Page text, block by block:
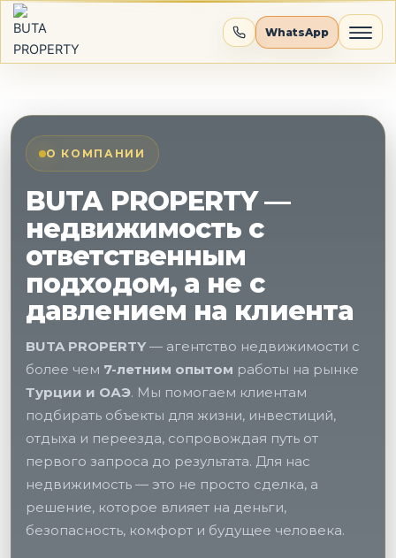
Перейти
содержимому
WhatsApp
Объекты
Локации
Инвестиции
О нас
Контакты
Позвонить: +90 535 500 06 66
О КОМПАНИИ
BUTA PROPERTY —
недвижимость с
ответственным
подходом, а не с
давлением на клиента
BUTA PROPERTY — агентство недвижимости с
более чем 7-летним опытом работы на рынке
Турции и ОАЭ. Мы помогаем клиентам
подбирать объекты для жизни, инвестиций,
отдыха и переезда, сопровождая путь от
первого запроса до результата. Для нас
недвижимость — это не просто сделка, а
решение, которое влияет на деньги,
безопасность, комфорт и будущее человека.